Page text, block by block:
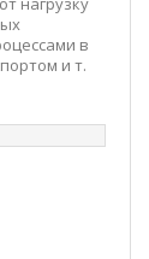
в
и т.